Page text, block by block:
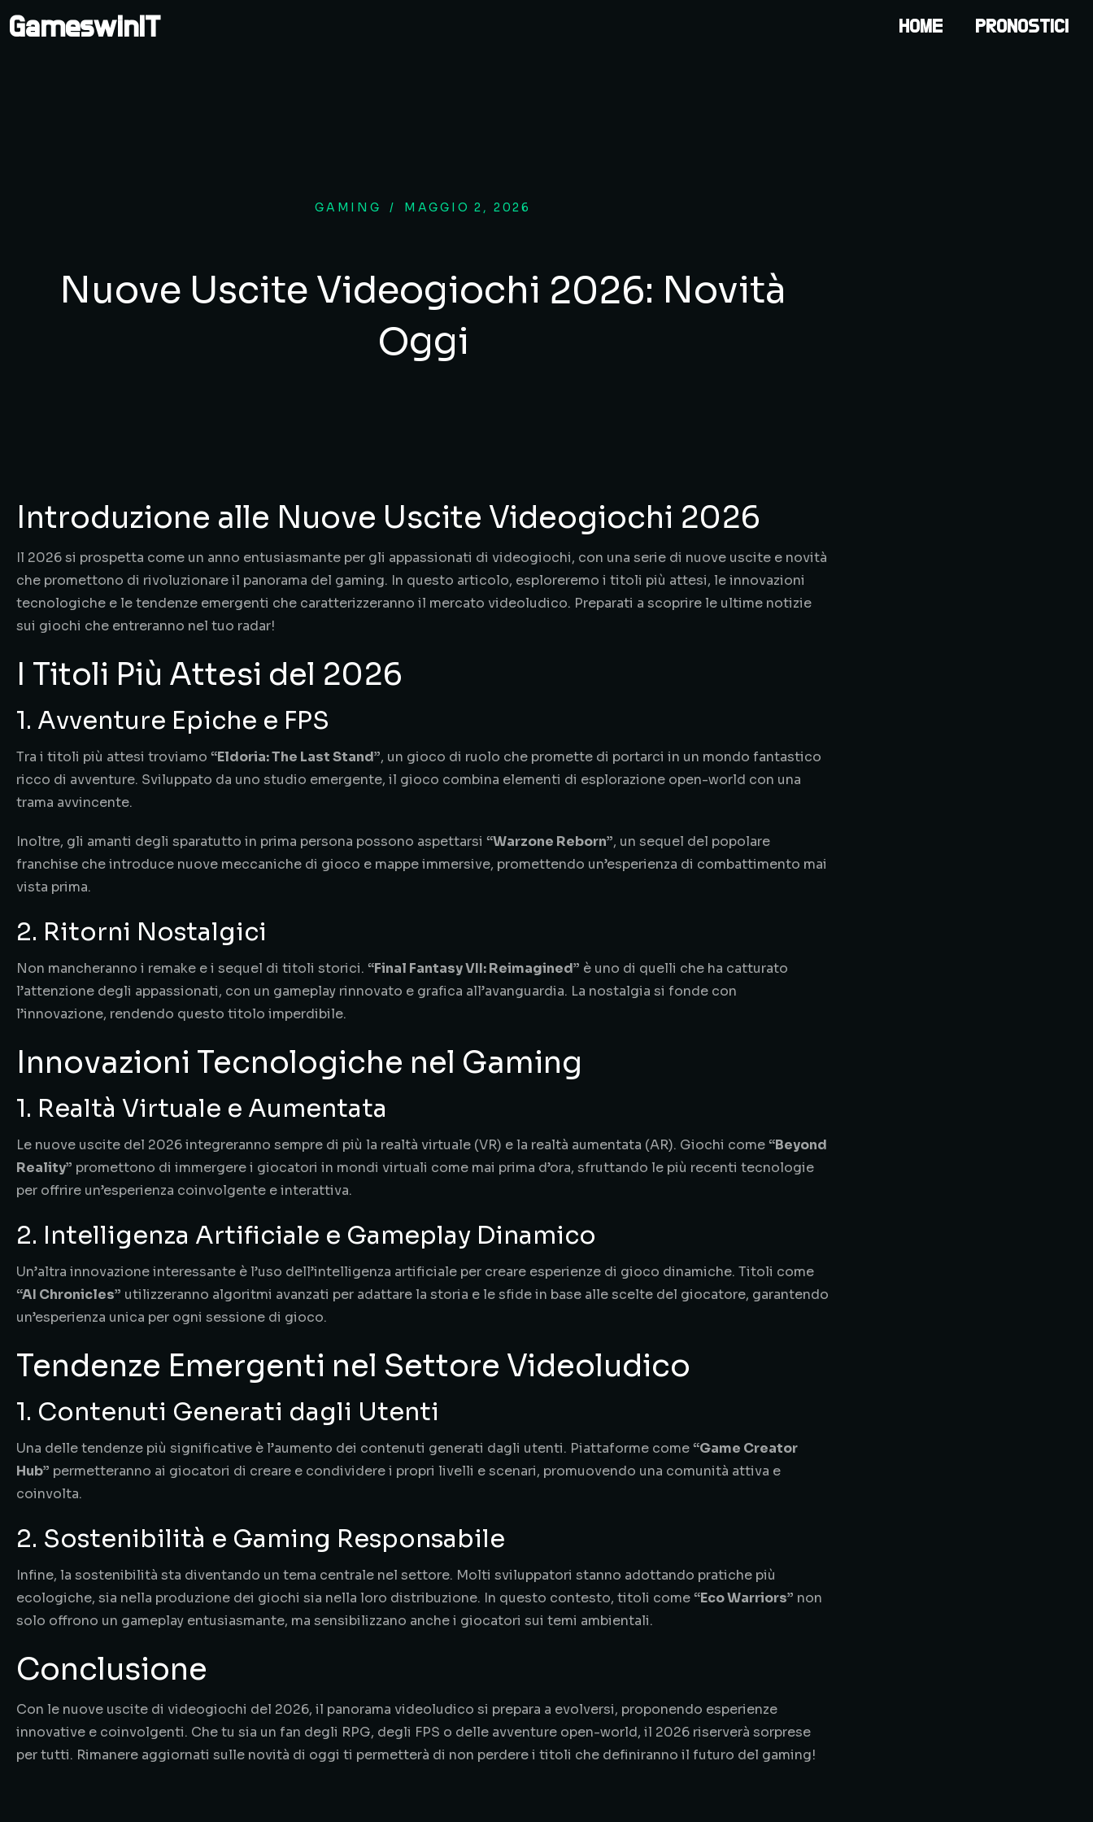
GameswinIT HOME PRONOSTICI
GAMING / MAGGIO 2, 2026
Nuove Uscite Videogiochi 2026: Novità
Oggi
Introduzione alle Nuove Uscite Videogiochi 2026
Il 2026 si prospetta come un anno entusiasmante per gli appassionati di videogiochi, con una serie di nuove uscite e novità
che promettono di rivoluzionare il panorama del gaming. In questo articolo, esploreremo i titoli più attesi, le innovazioni
tecnologiche e le tendenze emergenti che caratterizzeranno il mercato videoludico. Preparati a scoprire le ultime notizie
sui giochi che entreranno nel tuo radar!
I Titoli Più Attesi del 2026
1. Avventure Epiche e FPS
Tra i titoli più attesi troviamo “Eldoria: The Last Stand”, un gioco di ruolo che promette di portarci in un mondo fantastico
ricco di avventure. Sviluppato da uno studio emergente, il gioco combina elementi di esplorazione open-world con una
trama avvincente.
Inoltre, gli amanti degli sparatutto in prima persona possono aspettarsi “Warzone Reborn”, un sequel del popolare
franchise che introduce nuove meccaniche di gioco e mappe immersive, promettendo un’esperienza di combattimento mai
vista prima.
2. Ritorni Nostalgici
Non mancheranno i remake e i sequel di titoli storici. “Final Fantasy VII: Reimagined” è uno di quelli che ha catturato
l’attenzione degli appassionati, con un gameplay rinnovato e grafica all’avanguardia. La nostalgia si fonde con
l’innovazione, rendendo questo titolo imperdibile.
Innovazioni Tecnologiche nel Gaming
1. Realtà Virtuale e Aumentata
Le nuove uscite del 2026 integreranno sempre di più la realtà virtuale (VR) e la realtà aumentata (AR). Giochi come “Beyond
Reality” promettono di immergere i giocatori in mondi virtuali come mai prima d’ora, sfruttando le più recenti tecnologie
per offrire un’esperienza coinvolgente e interattiva.
2. Intelligenza Artificiale e Gameplay Dinamico
Un’altra innovazione interessante è l’uso dell’intelligenza artificiale per creare esperienze di gioco dinamiche. Titoli come
“AI Chronicles” utilizzeranno algoritmi avanzati per adattare la storia e le sfide in base alle scelte del giocatore, garantendo
un’esperienza unica per ogni sessione di gioco.
Tendenze Emergenti nel Settore Videoludico
1. Contenuti Generati dagli Utenti
Una delle tendenze più significative è l’aumento dei contenuti generati dagli utenti. Piattaforme come “Game Creator
Hub” permetteranno ai giocatori di creare e condividere i propri livelli e scenari, promuovendo una comunità attiva e
coinvolta.
2. Sostenibilità e Gaming Responsabile
Infine, la sostenibilità sta diventando un tema centrale nel settore. Molti sviluppatori stanno adottando pratiche più
ecologiche, sia nella produzione dei giochi sia nella loro distribuzione. In questo contesto, titoli come “Eco Warriors” non
solo offrono un gameplay entusiasmante, ma sensibilizzano anche i giocatori sui temi ambientali.
Conclusione
Con le nuove uscite di videogiochi del 2026, il panorama videoludico si prepara a evolversi, proponendo esperienze
innovative e coinvolgenti. Che tu sia un fan degli RPG, degli FPS o delle avventure open-world, il 2026 riserverà sorprese
per tutti. Rimanere aggiornati sulle novità di oggi ti permetterà di non perdere i titoli che definiranno il futuro del gaming!